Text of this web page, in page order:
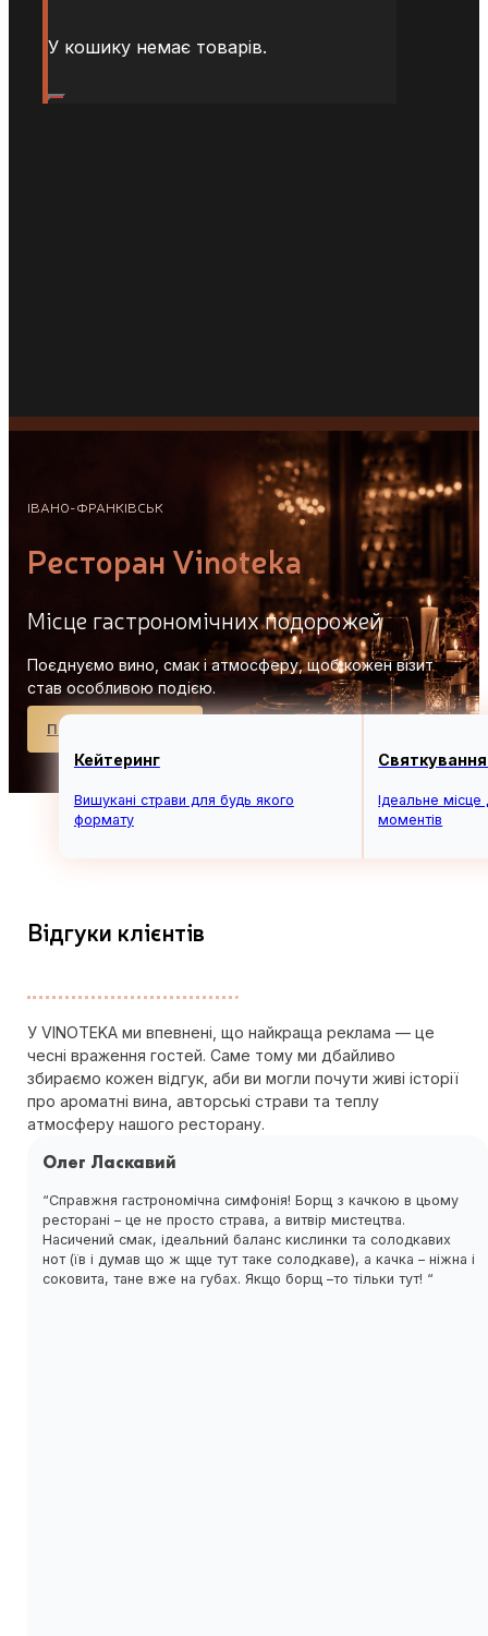
У кошику немає товарів.
ІВАНО-ФРАНКІВСЬК
Ресторан Vinoteka
Місце гастрономічних подорожей
Поєднуємо вино, смак і атмосферу, щоб кожен візит
став особливою подією.
Переглянути меню
Кейтеринг
Вишукані страви для будь якого
формату
Ідеальне
моментів
Відгуки клієнтів
У VINOTEKA ми впевнені, що найкраща реклама — це
чесні враження гостей. Саме тому ми дбайливо
збираємо кожен відгук, аби ви могли почути живі історії
про ароматні вина, авторські страви та теплу
атмосферу нашого ресторану.
Олег Ласкавий
“Справжня гастрономічна симфонія! Борщ з качкою в цьому
ресторані – це не просто страва, а витвір мистецтва.
Насичений смак, ідеальний баланс кислинки та солодкавих
нот (їв і думав що ж щце тут таке солодкаве), а качка – ніжна і
соковита, тане вже на губах. Якщо борщ –то тільки тут! “